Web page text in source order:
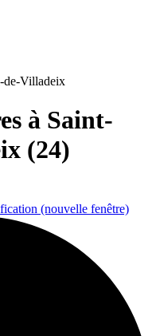
de-Villadeix
à Saint-
(24)
(nouvelle fenêtre)